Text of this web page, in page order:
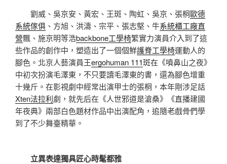
劉威、吳京安、黃宏、王斑、陶虹、吳京、張桐歐德
系統傢俱 、方旭、洪濤、宗平、張志堅、牛系統櫃工廠直
營飄、施京明等浩backbone工學椅繁實力演員介入到了這
些作品的創作中，塑造出了一個個鮮護脊工學椅運動人的
腳色。北京人藝演員王ergohuman 111斑在《噴鼻山之夜》
中初次扮演毛澤東，不只要讀毛澤東的書，還為腳色增重
十幾斤。在影視劇中經常出演甲士的張桐，本年剛涉足話
Xten法拉利劇，就先后在《人世邪道是滄桑》《直播建國
年夜典》兩部白色題材作品中出演配角，追隨老戲骨們學
到了不少舞臺精華。
立異表達獨具匠心時髦都雅